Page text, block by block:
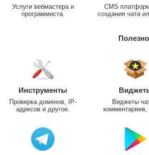
Услуги вебмастера и
программиста.
CMS
создания чата
Инструменты
Проверка доменов, IP-
адресов и другое.
Виджеты
комментариев,